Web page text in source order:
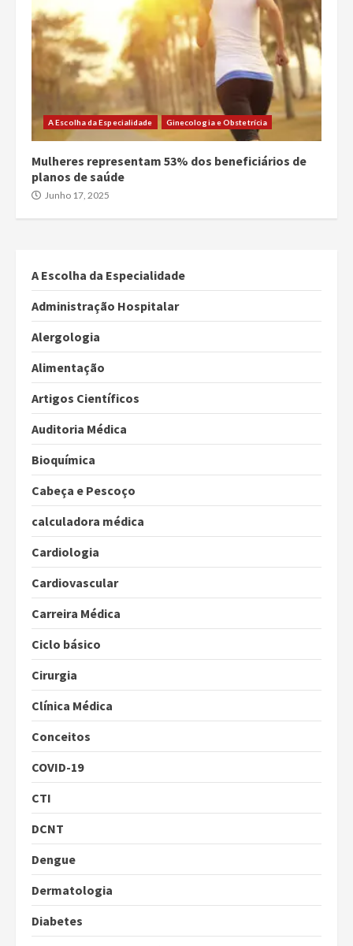
A Escolha da Especialidade Ginecologia e Obstetrícia
Mulheres representam 53% dos beneficiários de
planos de saúde
Junho 17, 2025
A Escolha da Especialidade
Administração Hospitalar
Alergologia
Alimentação
Artigos Científicos
Auditoria Médica
Bioquímica
Cabeça e Pescoço
calculadora médica
Cardiologia
Cardiovascular
Carreira Médica
Ciclo básico
Cirurgia
Clínica Médica
Conceitos
COVID-19
CTI
DCNT
Dengue
Dermatologia
Diabetes